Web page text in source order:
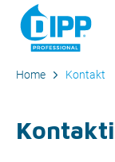
Home Kontakt